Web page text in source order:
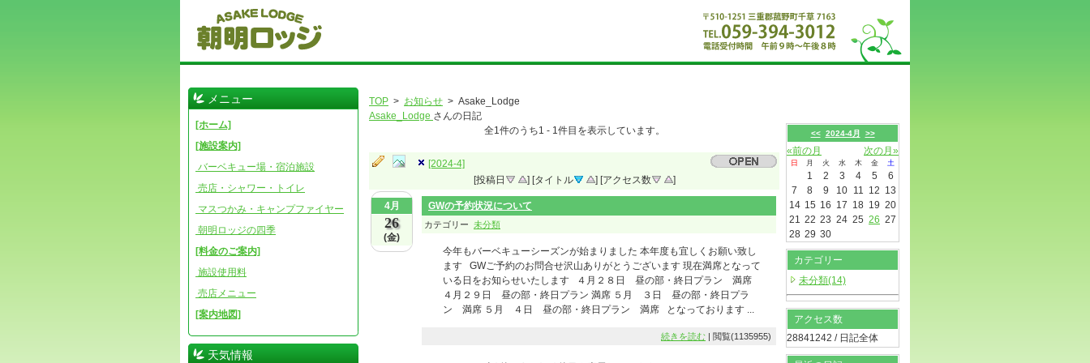
TOP > お知らせ > Asake_Lodge
Asake_Lodge さんの日記
全1件のうち1 - 1件目を表示しています。
[2024-4]
[投稿日
] [タイトル ] [アクセス数 ]
4月
26
(金)
GWの予約状況について
カテゴリー 未分類
今年もバーベキューシーズンが始まりました 本年度も宜しくお願い致し
ます GWご予約のお問合せ沢山ありがとうございます 現在満席となって
いる日をお知らせいたします ４月２８日 昼の部・終日プラン 満席
４月２９日 昼の部・終日プラン 満席 ５月 ３日 昼の部・終日プラ
ン 満席 ５月 ４日 昼の部・終日プラン 満席 となっております ...
続きを読む | 閲覧(1135955)
<< 2024-4月 >>
«前の月 次の月»
日 月 火 水 木 金 土
1 2 3 4 5
6
7
8 9 10 11 12 13
14 15 16 17 18 19 20
21 22 23 24 25 26 27
28 29 30
カテゴリー
未分類(14)
アクセス数
28841242 / 日記全体
メニュー
[ホーム]
[施設案内]
バーベキュー場・宿泊施設
売店・シャワー・トイレ
マスつかみ・キャンプファイヤー
朝明ロッジの四季
[料金のご案内]
施設使用料
売店メニュー
[案内地図]
天気情報